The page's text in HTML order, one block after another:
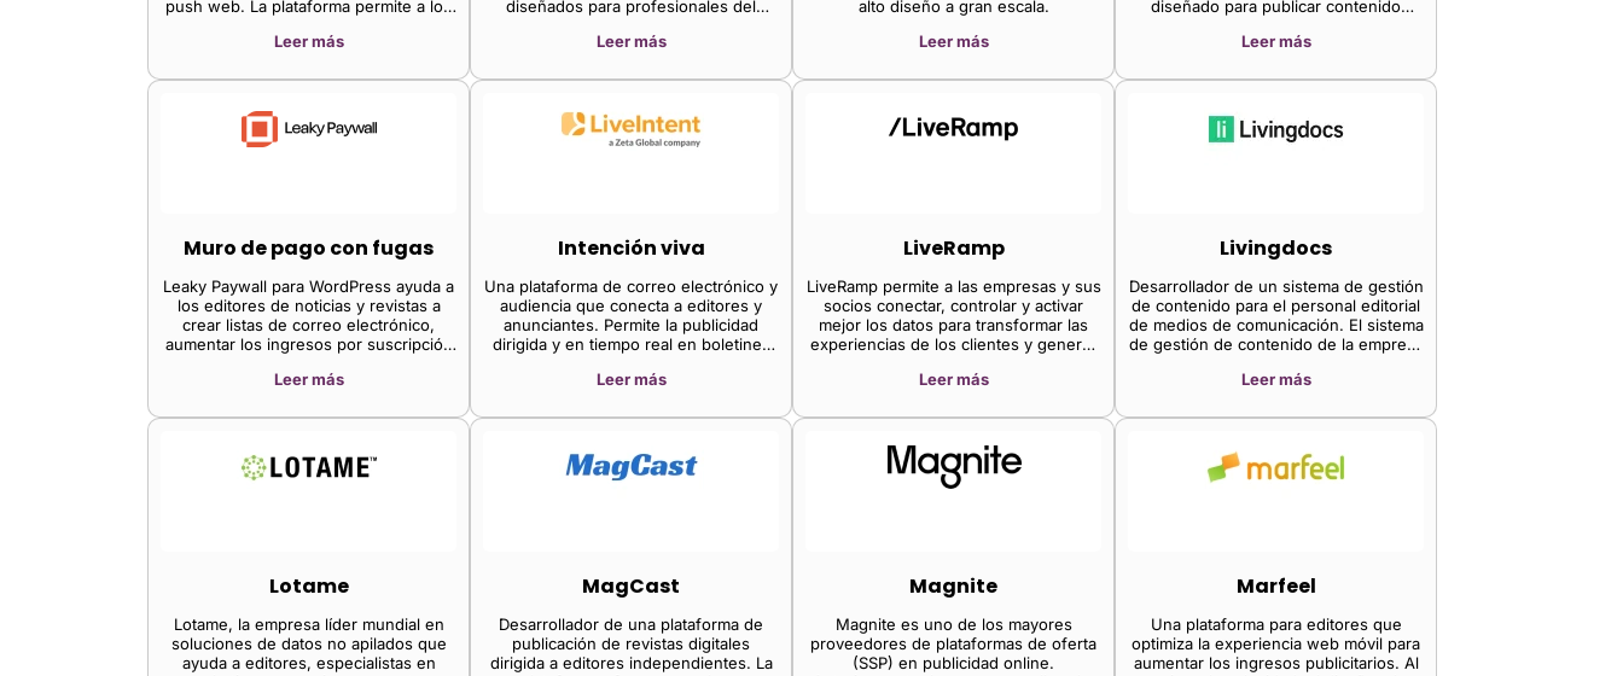
en la nube garantiza una tranquilidad
excepcional con escalabilidad,
robustez, infraestructura
push web. La plataforma permite a los
notificaciones de sus sitios web
aplicación móvil, lo que impulsa
cumplimiento de pedidos y las
devoluciones de llamadas. Esto
móviles, tabletas y computadoras de
escritorio.
Leer más
diseñados para profesionales del
valoran su tiempo.
Leer más
alto diseño a gran escala.
Leer más
diseñado para publicar contenido
la compañía gestiona las necesidades
nacionales como de revistas
integrada con un transformador
generativo de chat preentrenado,
Leer más
Muro de pago con fugas
Leaky Paywall para WordPress ayuda a
los editores de noticias y revistas a
crear listas de correo electrónico,
aumentar los ingresos por suscripción
contenido.
Leer más
Intención viva
Una plataforma de correo electrónico y
audiencia que conecta a editores y
anunciantes. Permite la publicidad
dirigida y en tiempo real en boletines
editores generar ingresos y a los
comprometidas.
Leer más
LiveRamp
LiveRamp permite a las empresas y sus
socios conectar, controlar y activar
mejor los datos para transformar las
experiencias de los clientes y generar
Leer más
Livingdocs
Desarrollador de un sistema de gestión
de contenido para el personal editorial
de medios de comunicación. El sistema
de gestión de contenido de la empresa
componentes que permite publicar en
que permite a los diseñadores tener
página con un potente marco de
componentes.
Leer más
Lotame
Lotame, la empresa líder mundial en
soluciones de datos no apilados que
ayuda a editores, especialistas en
MagCast
Desarrollador de una plataforma de
publicación de revistas digitales
dirigida a editores independientes. La
Magnite
Magnite es uno de los mayores
proveedores de plataformas de oferta
(SSP) en publicidad online.
Marfeel
Una plataforma para editores que
optimiza la experiencia web móvil para
aumentar los ingresos publicitarios. Al